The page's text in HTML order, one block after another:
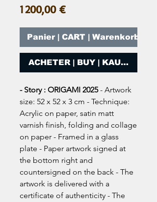
1 200,00 €Prix
Panier | CART | Warenkorb
ACHETER | BUY | KAUFEN
- Story : ORIGAMI 2025- Artwork
size: 52 x 52 x 3 cm - Technique:
Acrylic on paper, satin matt
varnish finish, folding and collage
on paper - Framed in a glass
plate - Paper artwork signed at
the bottom right and
countersigned on the back - The
artwork is delivered with a
certificate of authenticity - The